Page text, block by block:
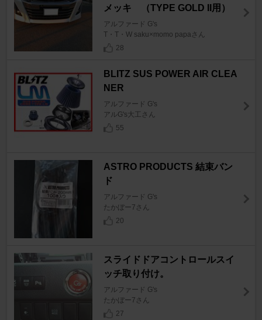
メッキ （TYPE GOLD II用）
アルファード G's
T・T・W saku×momo papaさん
28
BLITZ SUS POWER AIR CLEA
NER
アルファード G's
アルG's大工さん
55
ASTRO PRODUCTS 結束バン
ド
アルファード G's
たかぼー7さん
20
スライドドアコントロールスイ
ッチ取り付け。
アルファード G's
たかぼー7さん
27